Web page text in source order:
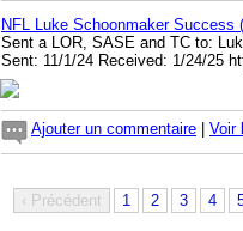
NFL Luke Schoonmaker Success
Sent a LOR, SASE and TC to:
Sent: 11/1/24 Received: 1/24/25
Ajouter un commentaire Voir
‹ Précédent 1 2 3 4